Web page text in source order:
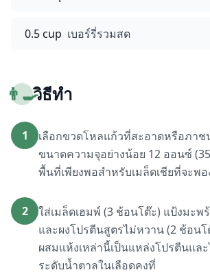
0.5 cup เบอร์รี่รวมสด
👨‍🍳วิธีทำ
1
เลือกขวดโหลแก้วที่สะอาดหรือภา
ขนาดความจุอย่างน้อย 12 ออนซ์
พื้นที่เพียงพอสำหรับเมล็ดเชียที่จะพ
2
ใส่เมล็ดเฮมพ์ (3 ช้อนโต๊ะ) แป้งมะพ
และผงโปรตีนสูตรไม่หวาน (2 ช้อน
ผสมแห้งเหล่านี้เป็นแหล่งโปรตีนแล
ระดับน้ำตาลในเลือดคงที่